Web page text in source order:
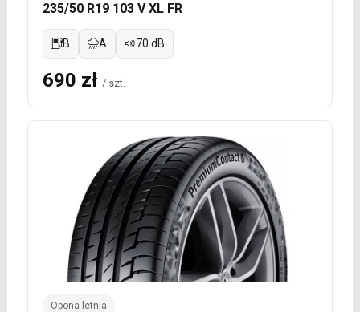
235/50 R19 103 V XL FR
B A 70 dB
690 zł / szt.
Opona letnia